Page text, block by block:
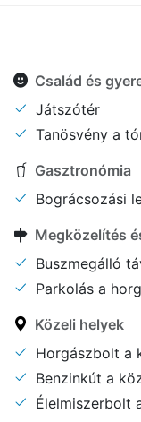
Család és
Játszótér
Tanösvény a
Gasztronómia
Bográcsozási
Megközelítés
Buszmegálló
Parkolás a
Közeli helyek
Horgászbolt a
Benzinkút a
Élelmiszerbolt